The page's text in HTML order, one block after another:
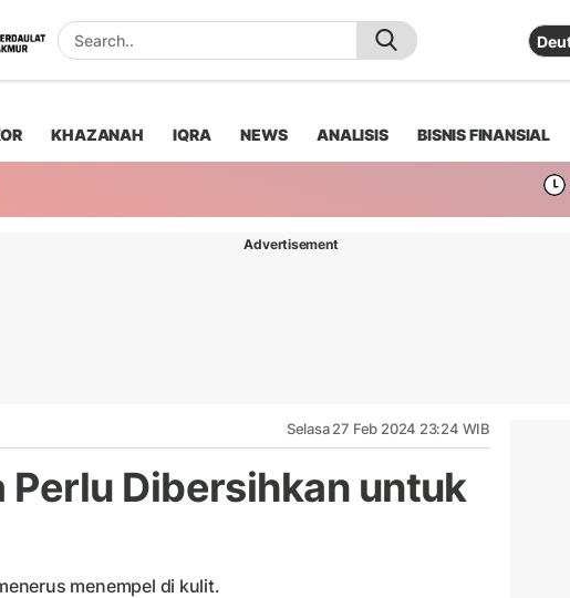
KHAZANAH IQRA NEWS ANALISIS BISNIS FINANSIAL
Advertisement
Selasa 27 Feb 2024 23:24 WIB
Dibersihkan untuk
menempel di kulit.